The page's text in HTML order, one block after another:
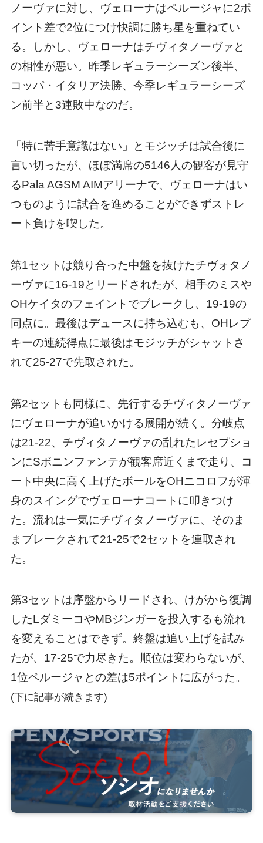
ノーヴァに対し、ヴェローナはペルージャに2ポ
イント差で2位につけ快調に勝ち星を重ねてい
る。しかし、ヴェローナはチヴィタノーヴァと
の相性が悪い。昨季レギュラーシーズン後半、
コッパ・イタリア決勝、今季レギュラーシーズ
ン前半と3連敗中なのだ。
「特に苦手意識はない」とモジッチは試合後に
言い切ったが、ほぼ満席の5146人の観客が見守
るPala AGSM AIMアリーナで、ヴェローナはい
つものように試合を進めることができずストレ
ート負けを喫した。
第1セットは競り合った中盤を抜けたチヴォタノ
ーヴァに16-19とリードされたが、相手のミスや
OHケイタのフェイントでブレークし、19-19の
同点に。最後はデュースに持ち込むも、OHレプ
キーの連続得点に最後はモジッチがシャットさ
れて25-27で先取された。
第2セットも同様に、先行するチヴィタノーヴァ
にヴェローナが追いかける展開が続く。分岐点
は21-22、チヴィタノーヴァの乱れたレセプショ
ンにSボニンファンテが観客席近くまで走り、コ
ート中央に高く上げたボールをOHニコロフが渾
身のスイングでヴェローナコートに叩きつけ
た。流れは一気にチヴィタノーヴァに、そのま
まブレークされて21-25で2セットを連取され
た。
第3セットは序盤からリードされ、けがから復調
したLダミーコやMBジンガーを投入するも流れ
を変えることはできず。終盤は追い上げを試み
たが、17-25で力尽きた。順位は変わらないが、
1位ペルージャとの差は5ポイントに広がった。
(下に記事が続きます)